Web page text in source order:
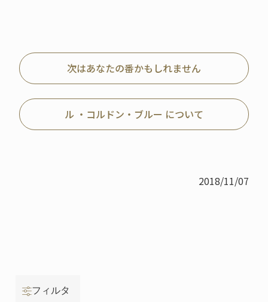
次はあなたの番かもしれません
ル ・コルドン・ブルー について
2018/11/07
フィルタ